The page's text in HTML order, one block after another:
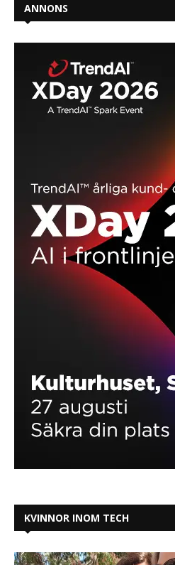
ANNONS
KVINNOR INOM TECH